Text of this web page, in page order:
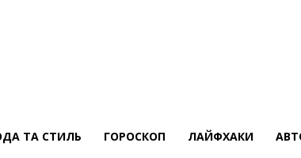
ТА СТИЛЬ ГОРОСКОП ЛАЙФХАКИ